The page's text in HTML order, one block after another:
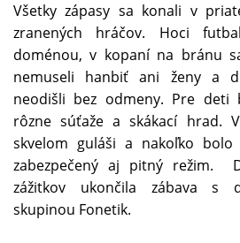
Všetky zápasy sa konali v
zranených hráčov. Hoci
doménou, v kopaní na bránu
nemuseli hanbiť ani ženy a
neodišli bez odmeny. Pre
rôzne súťaže a skákací hrad.
skvelom guláši a nakoľko
zabezpečený aj pitný režim.
zážitkov ukončila zábava s
skupinou Fonetik.